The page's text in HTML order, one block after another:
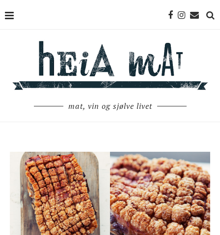
mat, vin og sjølve livet